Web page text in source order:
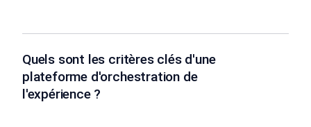
Quels sont les critères clés d'une
plateforme d'orchestration de
l'expérience ?